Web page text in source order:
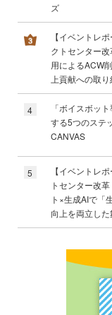
ズ
【イベントレ
クトセンター
用によるACW
上貢献への取
4
「ボイスボッ
する5つのステ
CANVAS
5
【イベントレ
トセンター改
ト×生成AIで「
向上を両立した